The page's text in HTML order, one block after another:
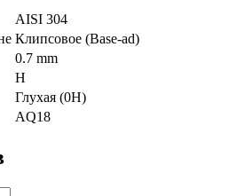
AISI 304
Клипсовое (Base-ad)
0.7 mm
H
Глухая (0Н)
AQ18